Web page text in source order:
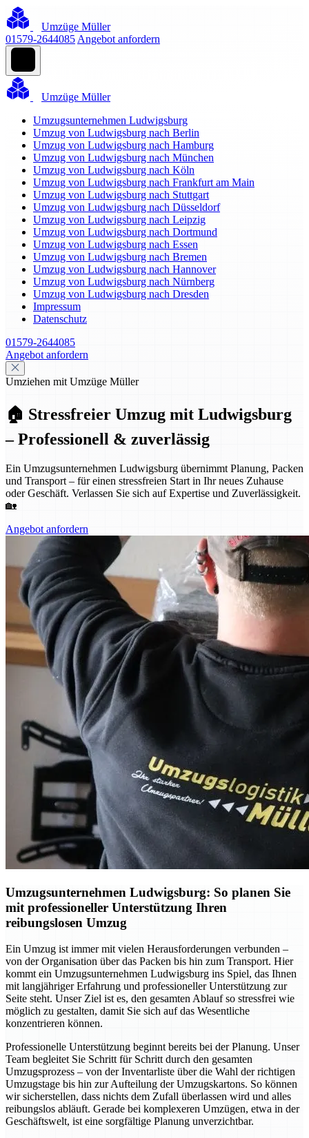
Umzüge Müller
01579-2644085 Angebot anfordern
Umzüge Müller
Umzugsunternehmen Ludwigsburg
Umzug von Ludwigsburg nach Berlin
Umzug von Ludwigsburg nach Hamburg
Umzug von Ludwigsburg nach München
Umzug von Ludwigsburg nach Köln
Umzug von Ludwigsburg nach Frankfurt am Main
Umzug von Ludwigsburg nach Stuttgart
Umzug von Ludwigsburg nach Düsseldorf
Umzug von Ludwigsburg nach Leipzig
Umzug von Ludwigsburg nach Dortmund
Umzug von Ludwigsburg nach Essen
Umzug von Ludwigsburg nach Bremen
Umzug von Ludwigsburg nach Hannover
Umzug von Ludwigsburg nach Nürnberg
Umzug von Ludwigsburg nach Dresden
Impressum
Datenschutz
01579-2644085
Angebot anfordern
Umziehen mit Umzüge Müller
🏠 Stressfreier Umzug mit Ludwigsburg
– Professionell & zuverlässig
Ein Umzugsunternehmen Ludwigsburg übernimmt Planung, Packen
und Transport – für einen stressfreien Start in Ihr neues Zuhause
oder Geschäft. Verlassen Sie sich auf Expertise und Zuverlässigkeit.
🏡
Angebot anfordern
Umzugsunternehmen Ludwigsburg: So planen Sie
mit professioneller Unterstützung Ihren
reibungslosen Umzug
Ein Umzug ist immer mit vielen Herausforderungen verbunden –
von der Organisation über das Packen bis hin zum Transport. Hier
kommt ein Umzugsunternehmen Ludwigsburg ins Spiel, das Ihnen
mit langjähriger Erfahrung und professioneller Unterstützung zur
Seite steht. Unser Ziel ist es, den gesamten Ablauf so stressfrei wie
möglich zu gestalten, damit Sie sich auf das Wesentliche
konzentrieren können.
Professionelle Unterstützung beginnt bereits bei der Planung. Unser
Team begleitet Sie Schritt für Schritt durch den gesamten
Umzugsprozess – von der Inventarliste über die Wahl der richtigen
Umzugstage bis hin zur Aufteilung der Umzugskartons. So können
wir sicherstellen, dass nichts dem Zufall überlassen wird und alles
reibungslos abläuft. Gerade bei komplexeren Umzügen, etwa in der
Geschäftswelt, ist eine sorgfältige Planung unverzichtbar.